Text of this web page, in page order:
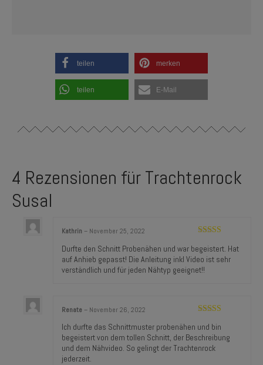
teilen merken
teilen E-Mail
4 Rezensionen für Trachtenrock
Susal
5von 5
Kathrin – November 25, 2022
Durfte den Schnitt Probenähen und war begeistert. Hat
auf Anhieb gepasst! Die Anleitung inkl Video ist sehr
verständlich und für jeden Nähtyp geeignet!!
5von 5
Renate – November 26, 2022
Ich durfte das Schnittmuster probenähen und bin
begeistert von dem tollen Schnitt, der Beschreibung
und dem Nähvideo. So gelingt der Trachtenrock
jederzeit.